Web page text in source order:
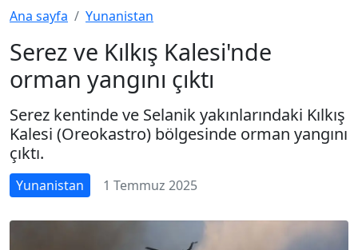
Ana sayfa Yunanistan
Serez ve Kılkış Kalesi'nde
orman yangını çıktı
Serez kentinde ve Selanik yakınlarındaki Kılkış
Kalesi (Oreokastro) bölgesinde orman yangını
çıktı.
Yunanistan 1 Temmuz 2025